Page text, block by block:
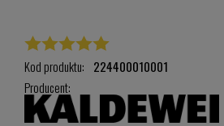
Kod produktu: 224400010001
Producent: